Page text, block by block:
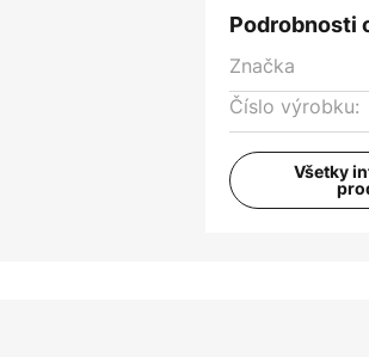
Podrobnosti
Značka
Číslo výrobku:
Všetky